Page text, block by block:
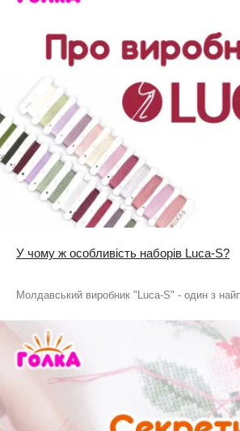
У чому ж особливість наборів Luca-S?
Молдавський виробник "Luca-S" - один з